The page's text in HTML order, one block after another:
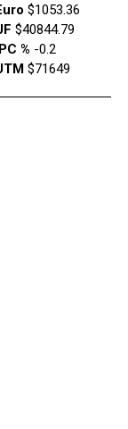
$1053.36
$40844.79
IPC % -0.2
$71649